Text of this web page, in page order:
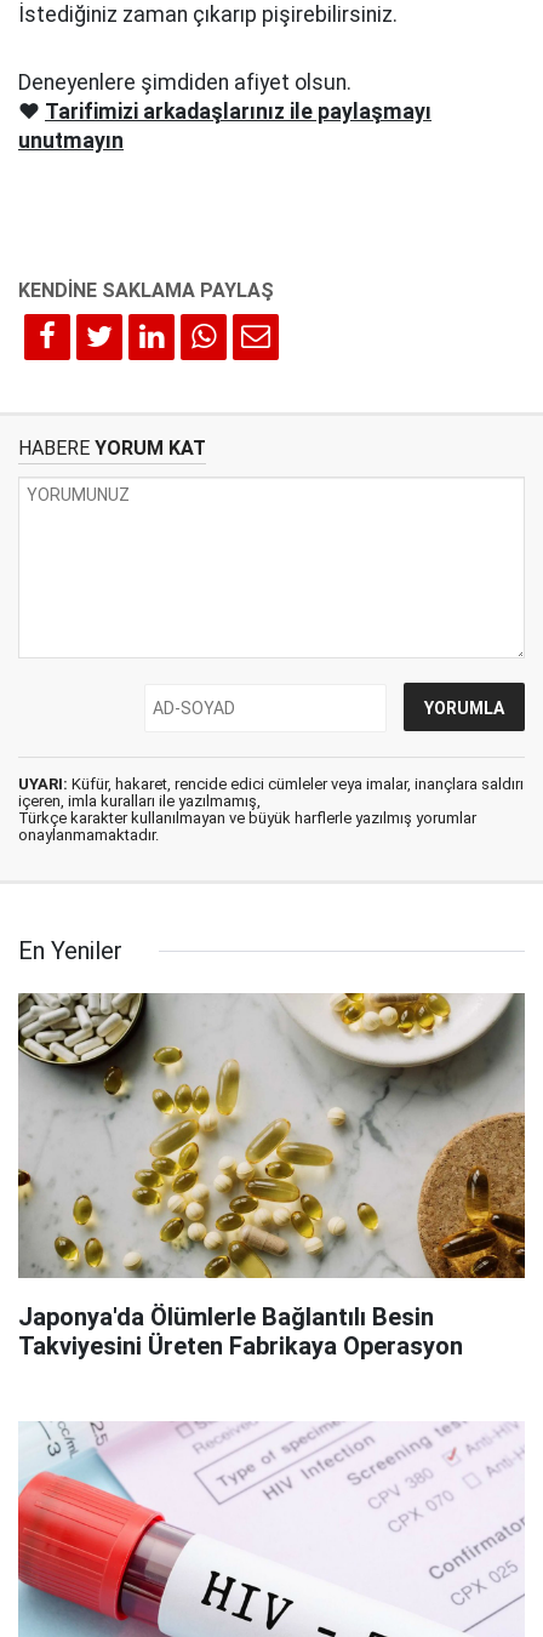
İstediğiniz zaman çıkarıp pişirebilirsiniz.
Deneyenlere şimdiden afiyet olsun.
❤️ Tarifimizi arkadaşlarınız ile paylaşmayı
unutmayın
HABERE YORUM KAT
UYARI: Küfür, hakaret, rencide edici cümleler veya imalar, inançlara saldırı
içeren, imla kuralları ile yazılmamış,
Türkçe karakter kullanılmayan ve büyük harflerle yazılmış yorumlar
onaylanmamaktadır.
En Yeniler
Japonya'da Ölümlerle Bağlantılı Besin
Takviyesini Üreten Fabrikaya Operasyon